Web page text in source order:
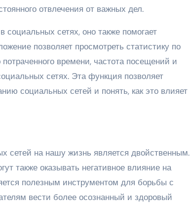
отвлечения от важных дел.
социальных сетях, оно также помогает
позволяет просмотреть статистику по
времени, частота посещений и
сетях. Эта функция позволяет
социальных сетей и понять, как это влияет
сетей на нашу жизнь является двойственным.
также оказывать негативное влияние на
полезным инструментом для борьбы с
вести более осознанный и здоровый